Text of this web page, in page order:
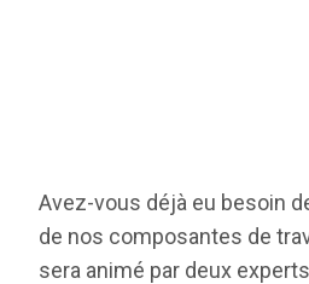
Avez-vous déjà eu besoin
de nos composantes de
sera animé par deux